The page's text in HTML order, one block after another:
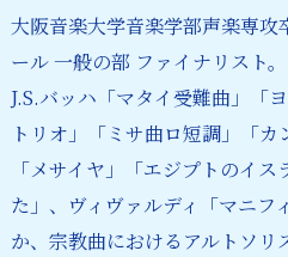
大阪音楽大学音楽学部声楽専攻
ール 一般の部 ファイナリスト
J.S.バッハ「マタイ受難曲」「
トリオ」「ミサ曲ロ短調」「
「メサイヤ」「エジプトのイ
た」、ヴィヴァルディ「マニフ
か、宗教曲におけるアルトソリ